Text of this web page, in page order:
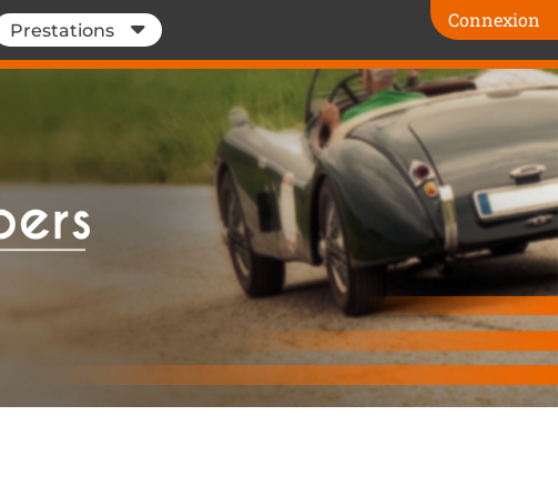
Prestations Connexion